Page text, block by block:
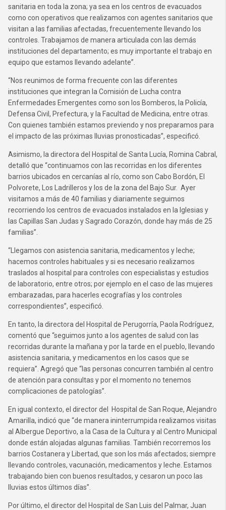
sanitaria en toda la zona; ya sea en los centros de evacuados
como con operativos que realizamos con agentes sanitarios que
visitan a las familias afectadas, frecuentemente llevando los
controles. Trabajamos de manera articulada con las demás
instituciones del departamento; es muy importante el trabajo en
equipo que estamos llevando adelante”.
“Nos reunimos de forma frecuente con las diferentes
instituciones que integran la Comisión de Lucha contra
Enfermedades Emergentes como son los Bomberos, la Policía,
Defensa Civil, Prefectura, y la Facultad de Medicina, entre otras.
Con quienes también estamos previendo y nos preparamos para
el impacto de las próximas lluvias pronosticadas”, especificó.
Asimismo, la directora del Hospital de Santa Lucía, Romina Cabral,
detalló que “continuamos con las recorridas en los diferentes
barrios ubicados en cercanías al río, como son Cabo Bordón, El
Polvorete, Los Ladrilleros y los de la zona del Bajo Sur. Ayer
visitamos a más de 40 familias y diariamente seguimos
recorriendo los centros de evacuados instalados en la Iglesias y
las Capillas San Judas y Sagrado Corazón, donde hay más de 25
familias”.
“Llegamos con asistencia sanitaria, medicamentos y leche;
hacemos controles habituales y si es necesario realizamos
traslados al hospital para controles con especialistas y estudios
de laboratorio, entre otros; por ejemplo en el caso de las mujeres
embarazadas, para hacerles ecografías y los controles
correspondientes”, especificó.
En tanto, la directora del Hospital de Perugorría, Paola Rodríguez,
comentó que “seguimos junto a los agentes de salud con las
recorridas durante la mañana y por la tarde en el pueblo, llevando
asistencia sanitaria, y medicamentos en los casos que se
requiera”. Agregó que “las personas concurren también al centro
de atención para consultas y por el momento no tenemos
complicaciones de patologías”.
En igual contexto, el director del Hospital de San Roque, Alejandro
Amarilla, indicó que “de manera ininterrumpida realizamos visitas
al Albergue Deportivo, a la Casa de la Cultura y al Centro Municipal
donde están alojadas algunas familias. También recorremos los
barrios Costanera y Libertad, que son los más afectados; siempre
llevando controles, vacunación, medicamentos y leche. Estamos
trabajando bien con buenos resultados, y cesaron un poco las
lluvias estos últimos días”.
Por último, el director del Hospital de San Luis del Palmar, Juan